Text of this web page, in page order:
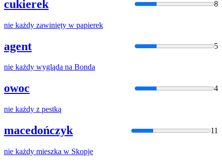
cukierek 8
nie każdy zawinięty w papierek
agent 5
nie każdy wygląda na Bonda
owoc 4
nie każdy z pestką
macedończyk 11
nie każdy mieszka w Skopje